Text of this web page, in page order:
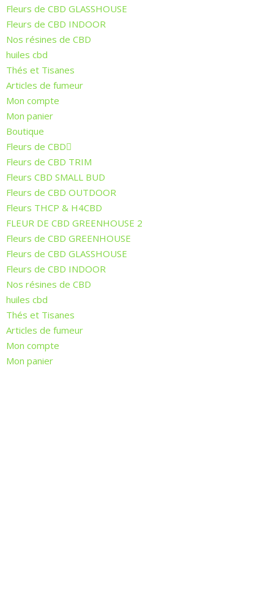
Fleurs de CBD GLASSHOUSE
Fleurs de CBD INDOOR
Nos résines de CBD
huiles cbd
Thés et Tisanes
Articles de fumeur
Mon compte
Mon panier
Boutique
Fleurs de CBD
Fleurs de CBD TRIM
Fleurs CBD SMALL BUD
Fleurs de CBD OUTDOOR
Fleurs THCP & H4CBD
FLEUR DE CBD GREENHOUSE 2
Fleurs de CBD GREENHOUSE
Fleurs de CBD GLASSHOUSE
Fleurs de CBD INDOOR
Nos résines de CBD
huiles cbd
Thés et Tisanes
Articles de fumeur
Mon compte
Mon panier